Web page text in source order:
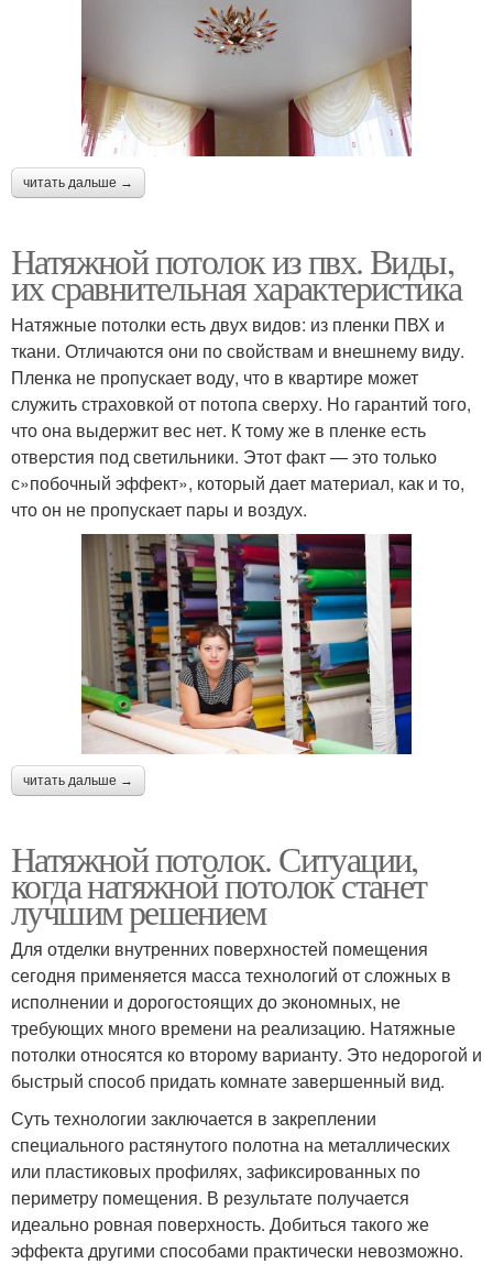
читать дальше →
Натяжной потолок из пвх. Виды,
их сравнительная характеристика
Натяжные потолки есть двух видов: из пленки ПВХ и
ткани. Отличаются они по свойствам и внешнему виду.
Пленка не пропускает воду, что в квартире может
служить страховкой от потопа сверху. Но гарантий того,
что она выдержит вес нет. К тому же в пленке есть
отверстия под светильники. Этот факт — это только
с»побочный эффект», который дает материал, как и то,
что он не пропускает пары и воздух.
читать дальше →
Натяжной потолок. Ситуации,
когда натяжной потолок станет
лучшим решением
Для отделки внутренних поверхностей помещения
сегодня применяется масса технологий от сложных в
исполнении и дорогостоящих до экономных, не
требующих много времени на реализацию. Натяжные
потолки относятся ко второму варианту. Это недорогой и
быстрый способ придать комнате завершенный вид.
Суть технологии заключается в закреплении
специального растянутого полотна на металлических
или пластиковых профилях, зафиксированных по
периметру помещения. В результате получается
идеально ровная поверхность. Добиться такого же
эффекта другими способами практически невозможно.